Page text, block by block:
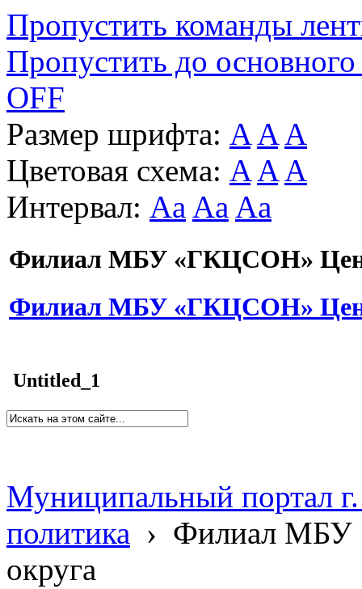
Пропустить команды
Пропустить до основного
OFF
Размер шрифта: A A A
Цветовая схема: A A A
Интервал: Aa Aa Aa
Филиал МБУ «ГКЦСОН»
Филиал МБУ «ГКЦСОН»
Untitled_1
Муниципальный портал
политика › Филиал МБУ
округа